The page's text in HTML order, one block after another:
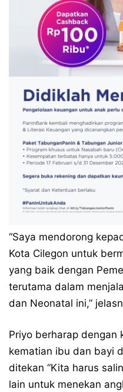
“Saya mendorong
Kota Cilegon untuk
yang baik dengan
terutama dalam
dan Neonatal ini,”
Priyo berharap dengan
kematian ibu dan bayi
ditekan “Kita harus
lain untuk menekan